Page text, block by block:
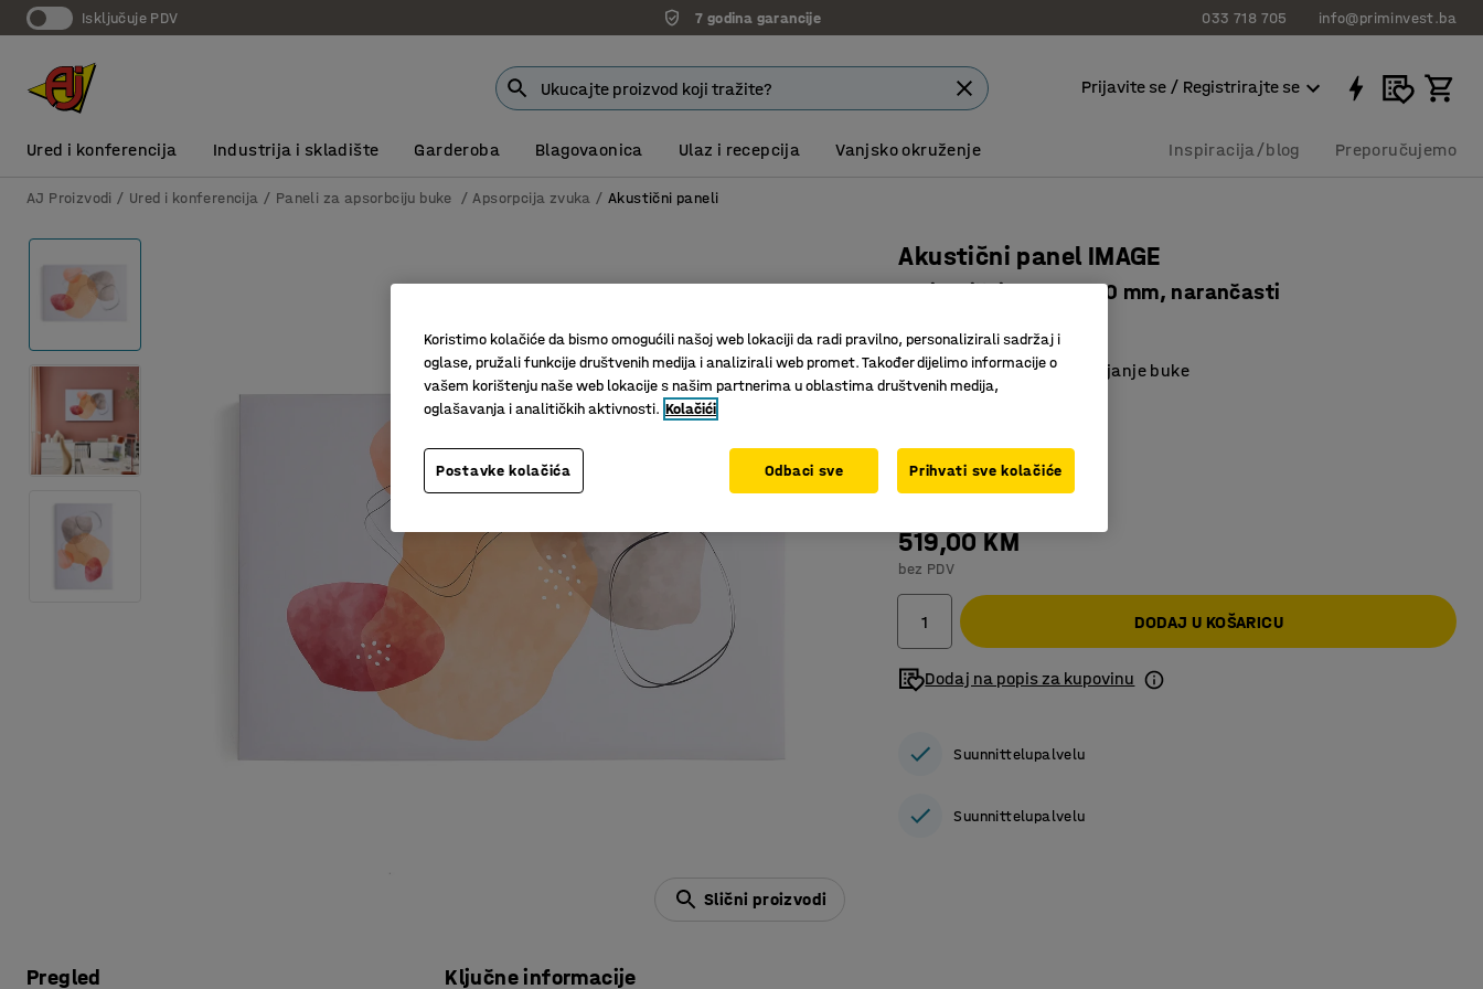
Isključuje PDV 7 godina garancije 033 718 705 info@priminvest.ba
Prijavite se / Registrirajte se
Ured i konferencija Industrija i skladište Garderoba Blagovaonica Ulaz i recepcija Vanjsko okruženje Inspiracija/blog Preporučujemo
AJ Proizvodi Ured i konferencija Paneli za apsorbciju buke Apsorpcija zvuka Akustični paneli
Slični proizvodi
Pregled Ključne informacije
Akustični panel IMAGE
Umjetnički, 1200x800 mm, narančasti
Dekorativni panel za upijanje buke
Za različite prostore
Boja:Narančasta
519,00 KM
bez PDV
DODAJ U KOŠARICU
Dodaj na popis za kupovinu
Suunnittelupalvelu
Suunnittelupalvelu
Koristimo kolačiće da bismo omogućili našoj web lokaciji da radi pravilno, personalizirali sadržaj i
oglase, pružali funkcije društvenih medija i analizirali web promet. Također dijelimo informacije o
vašem korištenju naše web lokacije s našim partnerima u oblastima društvenih medija,
oglašavanja i analitičkih aktivnosti. Kolačići
Postavke kolačića Odbaci sve Prihvati sve kolačiće